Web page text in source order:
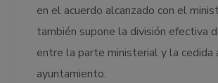
en el acuerdo alcanzado con el
también supone la división efectiva
entre la parte ministerial y la cedida
ayuntamiento.